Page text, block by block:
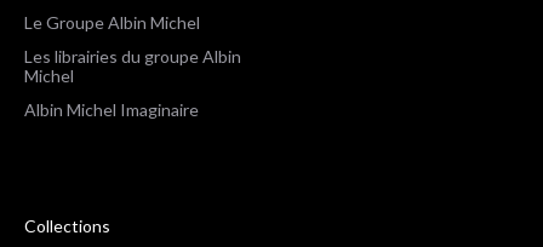
Le Groupe Albin Michel
Les librairies du groupe Albin
Michel
Albin Michel Imaginaire
Collections